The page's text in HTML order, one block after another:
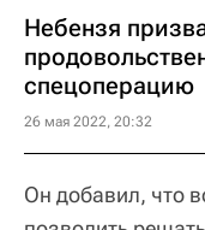
Небензя
спецоперацию
26 мая 2022, 20:32
Он добавил, что